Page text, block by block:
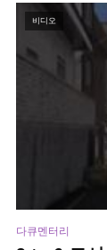
비디오
다큐멘터리